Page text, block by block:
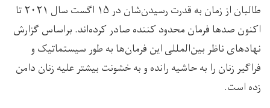
طالبان از زمان به قدرت رسیدن‌شان در ۱۵ اگست سال ۲۰۲۱ تا
اکنون صدها فرمان محدود کننده صادر کرده‌اند. براساس گزارش
نهادهای ناظر بین‌المللی این فرمان‌ها به طور سیستماتیک و
فراگیر زنان را به حاشیه رانده و به خشونت بیشتر علیه زنان دامن
زده است.